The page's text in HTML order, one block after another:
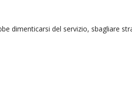
dimenticarsi del servizio, sbagliare